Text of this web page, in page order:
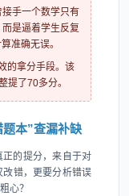
手一个数学只有
是逼着学生反复
准确无误。
的拿分手段。该
提了70多分。
本”查漏补缺
的提分，来自于对
错，更要分析错误
心？